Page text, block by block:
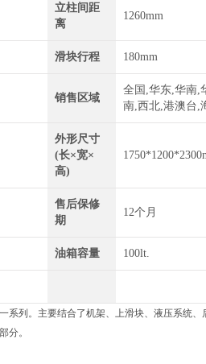
立柱间距
离
1260mm
滑块行程 180mm
销售区域
全国,华东,华南,
南,西北,港澳台,
外形尺寸
(长×宽×
高)
售后保修
期
12个月
油箱容量 100lt.
系列。主要结合了机架、上滑块、液压系统、
分。